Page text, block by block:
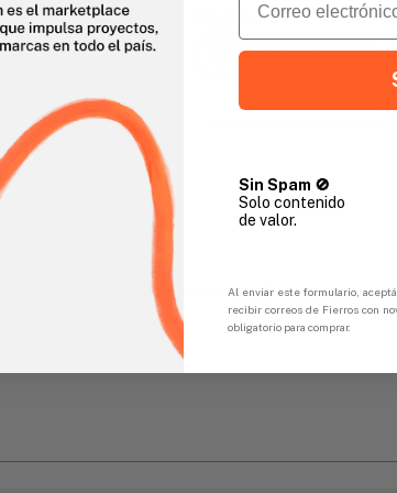
Vendido Por:
Agencia Global
Sin preocupaciones
Pagos seguros en línea con FicoPOS
Sin Spam 🚫
Solo contenido
de valor.
Al enviar este formulario,
recibir correos de Fierros con
obligatorio para comprar.